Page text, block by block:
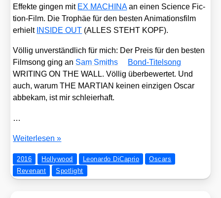
Effek­te gin­gen mit EX MACHINAan einen Sci­ence Fic­
tion-Film. Die Tro­phäe für den bes­ten Ani­ma­ti­ons­film
erhielt INSIDE OUT (ALLES STEHT KOPF).
Völ­lig unver­ständ­lich für mich: Der Preis für den bes­ten
Film­song ging an Sam Smit­hs
Bond-Titel­song
WRITING ON THE WALL. Völ­lig über­be­wer­tet. Und
auch, war­um THE MARTIAN kei­nen ein­zi­gen Oscar
abbe­kam, ist mir schlei­er­haft.
…
Die
2016:
Leo
Wei­ter­le­sen »
2016 Hollywood Leonardo DiCaprio
Oscars
Revenant
Spotlight